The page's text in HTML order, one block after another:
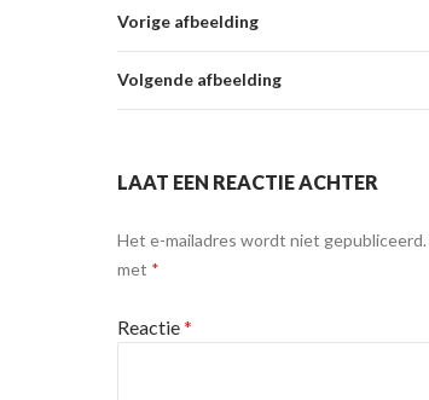
Vorige afbeelding
Volgende afbeelding
LAAT EEN REACTIE ACHTER
Het e-mailadres wordt niet gepubliceerd.
met *
Reactie*